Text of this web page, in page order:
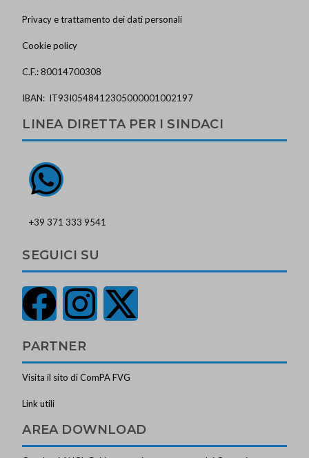
Privacy e trattamento dei dati personali
Cookie policy
C.F.: 80014700308
IBAN: IT93I0548412305000001002197
LINEA DIRETTA PER I SINDACI
+39 371 333 9541
SEGUICI SU
PARTNER
Visita il sito di ComPA FVG
Link utili
AREA DOWNLOAD